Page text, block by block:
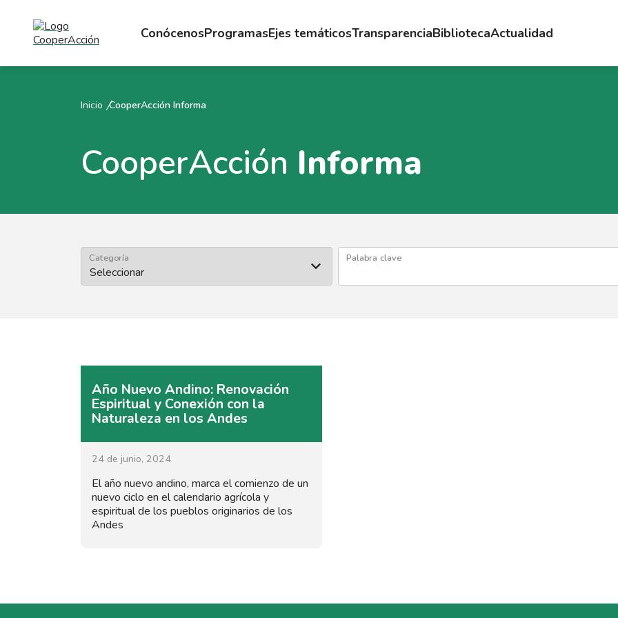
ConócenosProgramasEjes temáticosTransparenciaBibliotecaActualidad
Inicio CooperAcción Informa
CooperAcción Informa
Categoría Palabra clave
Año Nuevo Andino: Renovación
Espiritual y Conexión con la
Naturaleza en los Andes
24 de junio, 2024
El año nuevo andino, marca el comienzo de un
nuevo ciclo en el calendario agrícola y
espiritual de los pueblos originarios de los
Andes